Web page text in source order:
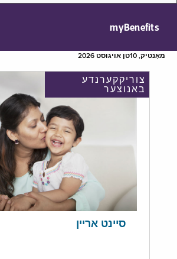
myBenefits
מאָנטיק, 10טן אויגוסט 2026
צוריקקערנדע
באנוצער
סיינט אריין